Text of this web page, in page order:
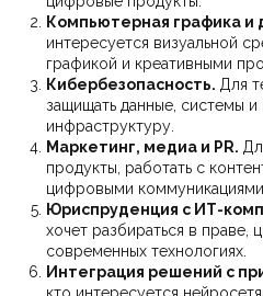
Компьютерная графика и
интересуется визуальной
графикой и креативными
Кибербезопасность. Для
защищать данные, системы
инфраструктуру.
Маркетинг, медиа и PR.
продукты, работать с
цифровыми коммуникациями.
Юриспруденция с ИТ-
хочет разбираться в праве,
современных технологиях.
Интеграция решений с
кто интересуется